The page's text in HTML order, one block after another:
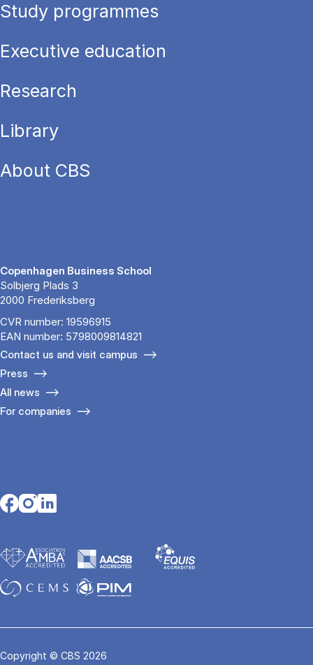
Study programmes
Executive education
Research
Library
About CBS
Copenhagen Business School
Solbjerg Plads 3
2000 Frederiksberg
CVR number: 19596915
EAN number: 5798009814821
Contact us and visit campus
Press
All news
For companies
Opens in a new tab
Opens in a new tab
Opens in a new tab
Copyright © CBS 2026